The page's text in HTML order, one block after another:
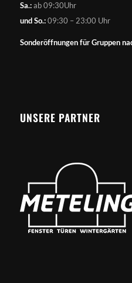
Sa.:ab 09:30Uhr
und So.:09:30 – 23:00 Uhr
Sonderöffnungen für Gruppen
UNSERE PARTNER